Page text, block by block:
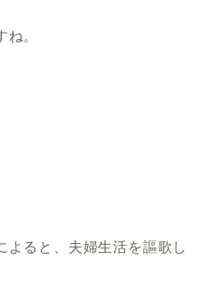
。
よると、夫婦生活を謳歌し